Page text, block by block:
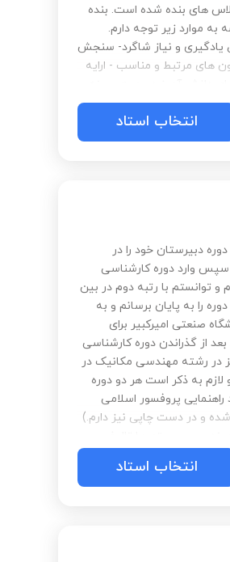
های بنده شده است. بنده
موارد زیر توجه دارم.
یادگیری و نیاز شاگرد- سنجش
های مرتبط و مناسب - ارایه
دسترس بودن برای شاگرد
تدریس مفهومی هم به طور
و‌ جدیت و تعهد و احساس
انتخاب استاد
دبیرستان خود را در
وارد دوره کارشناسی
توانستم با رتبه دوم در بین
را به پایان برسانم و به
صنعتی امیرکبیر برای
از گذراندن دوره کارشناسی
در رشته مهندسی مکانیک در
لازم به ذکر است هر دو دوره
پروفسور اسلامی
و در دست چاپی نیز دارم.)
بودم.( همچنین تدریس
را به مدت چندین سال است
تطبیق دهم.
انتخاب استاد